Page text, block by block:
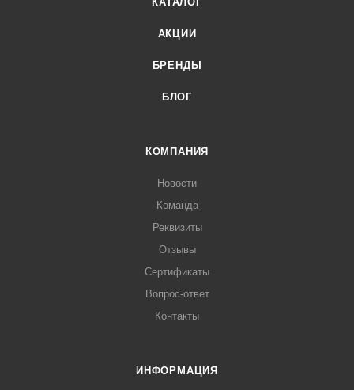
АКЦИИ
БРЕНДЫ
БЛОГ
КОМПАНИЯ
Новости
Команда
Реквизиты
Отзывы
Сертификаты
Вопрос-ответ
Контакты
ИНФОРМАЦИЯ